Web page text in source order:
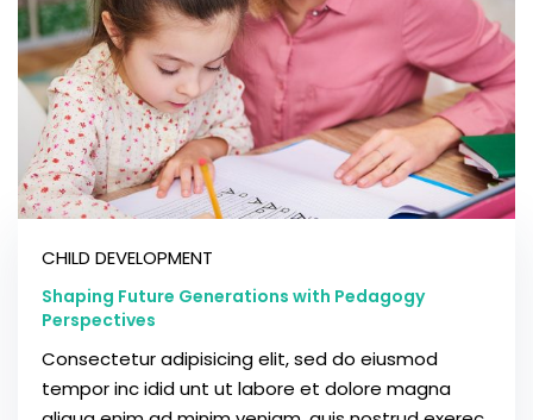
CHILD DEVELOPMENT
Shaping Future Generations with Pedagogy
Perspectives
Consectetur adipisicing elit, sed do eiusmod
tempor inc idid unt ut labore et dolore magna